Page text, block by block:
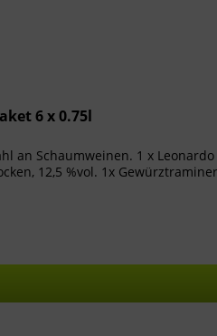
6 x 0.75l
an Schaumweinen. 1 x
12,5 %vol. 1x